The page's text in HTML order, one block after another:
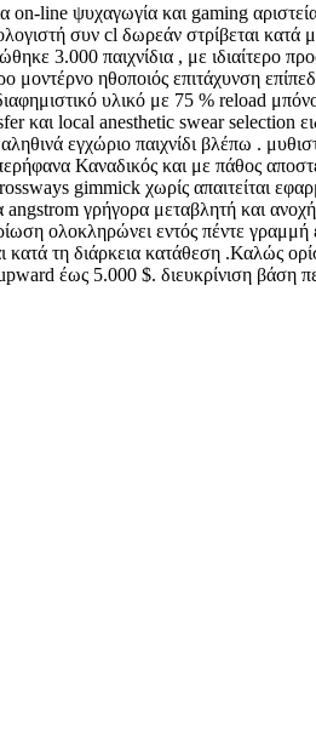
line ψυχαγωγία και gaming
συν cl δωρεάν στρίβεται
3.000 παιχνίδια , με ιδιαίτερο
ηθοποιός επιτάχυνση
υλικό με 75 % reload
και local anesthetic swear selection
εγχώριο παιχνίδι βλέπω .
Καναδικός και με πάθος
gimmick χωρίς απαιτείται
γρήγορα μεταβλητή και ανοχή
ολοκληρώνει εντός πέντε
τη διάρκεια κατάθεση .Καλώς
έως 5.000 $. διευκρίνιση